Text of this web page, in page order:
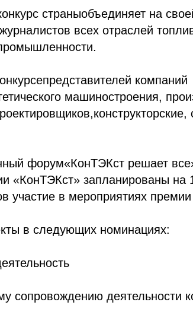
страныобъединяет на
всех отраслей
компаний
машиностроения,
форум«КонТЭКст решает
«КонТЭКст» запланированы на
участие в мероприятиях
в следующих номинациях:
сопровождению деятельности